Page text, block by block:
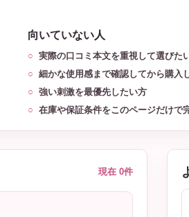
向いていない人
実際の口コミ本文を重視して選びた
細かな使用感まで確認してから購入
強い刺激を最優先したい方
在庫や保証条件をこのページだけで
現在 0件